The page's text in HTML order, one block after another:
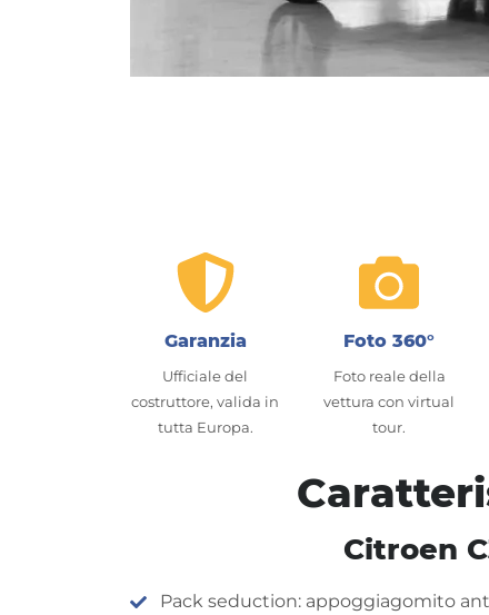
Garanzia
Ufficiale del
costruttore, valida in
tutta Europa.
Foto 360°
Foto reale della
vettura con virtual
tour.
Citroen
Pack seduction: appoggiagomito